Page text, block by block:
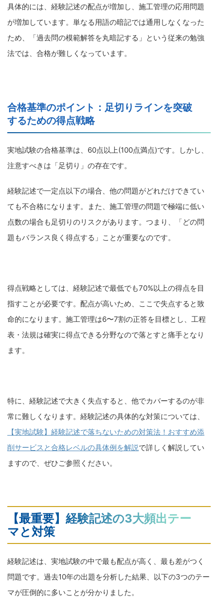
具体的には、経験記述の配点が増加し、施工管理の応用問題
が増加しています。単なる用語の暗記では通用しなくなった
ため、「過去問の模範解答を丸暗記する」という従来の勉強
法では、合格が難しくなっています。
合格基準のポイント：足切りラインを突破
するための得点戦略
実地試験の合格基準は、60点以上(100点満点)です。しかし、
注意すべきは「足切り」の存在です。
経験記述で一定点以下の場合、他の問題がどれだけできてい
ても不合格になります。また、施工管理の問題で極端に低い
点数の場合も足切りのリスクがあります。つまり、「どの問
題もバランス良く得点する」ことが重要なのです。
得点戦略としては、経験記述で最低でも70%以上の得点を目
指すことが必要です。配点が高いため、ここで失点すると致
命的になります。施工管理は6〜7割の正答を目標とし、工程
表・法規は確実に得点できる分野なので落とすと痛手となり
ます。
特に、経験記述で大きく失点すると、他でカバーするのが非
常に難しくなります。経験記述の具体的な対策については、
【実地試験】経験記述で落ちないための対策法！おすすめ添
削サービスと合格レベルの具体例を解説で詳しく解説してい
ますので、ぜひご参照ください。
【最重要】経験記述の3大頻出テー
マと対策
経験記述は、実地試験の中で最も配点が高く、最も差がつく
問題です。過去10年の出題を分析した結果、以下の3つのテー
マが圧倒的に多いことが分かりました。